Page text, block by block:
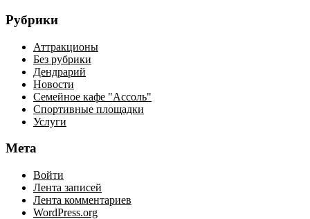
Рубрики
Аттракционы
Без рубрики
Дендрарий
Новости
Семейное кафе "Ассоль"
Спортивные площадки
Услуги
Мета
Войти
Лента записей
Лента комментариев
WordPress.org